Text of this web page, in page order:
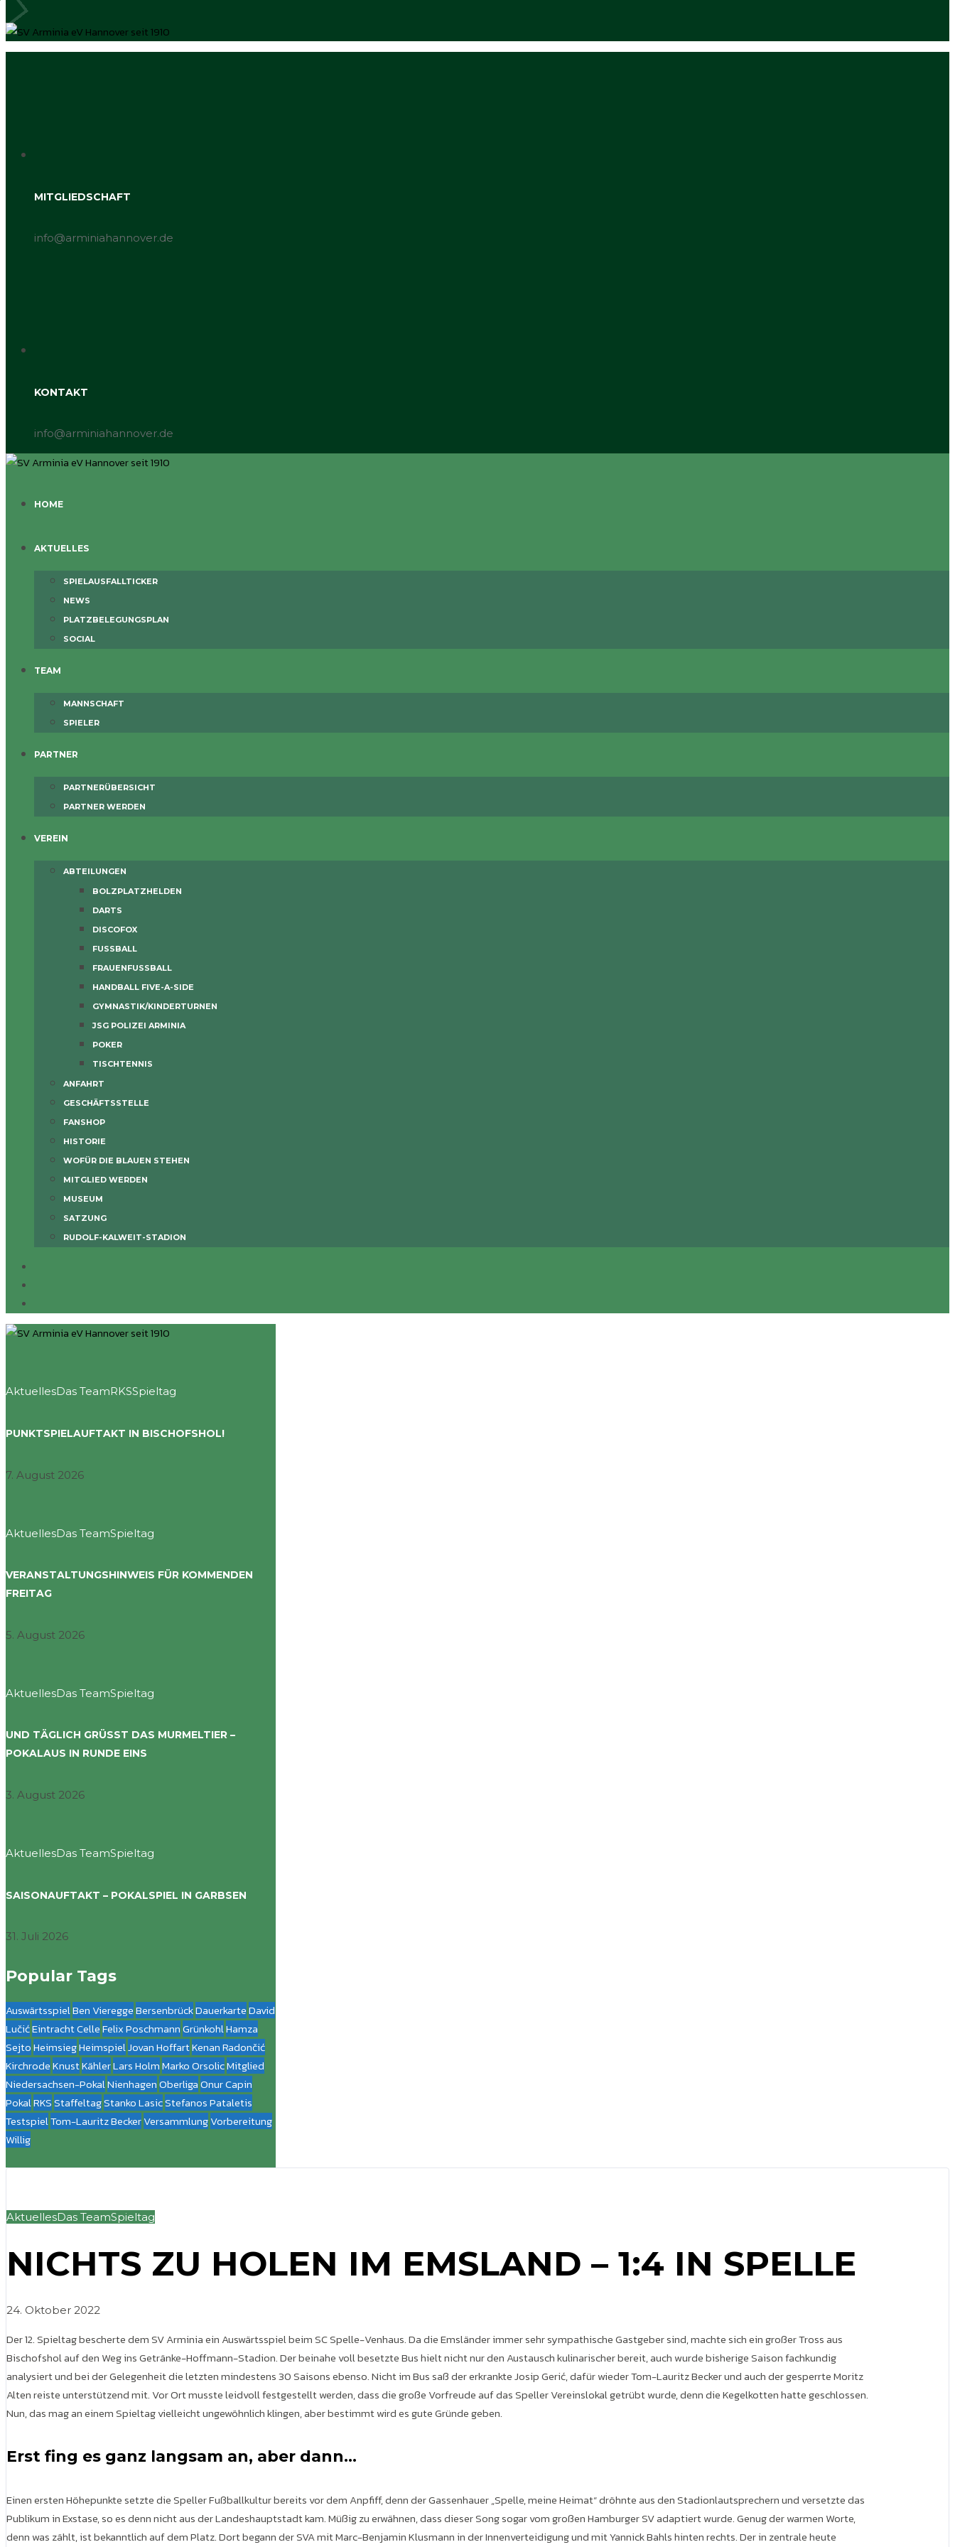
MITGLIEDSCHAFT
info@arminiahannover.de
KONTAKT
info@arminiahannover.de
HOME
AKTUELLES
SPIELAUSFALLTICKER
NEWS
PLATZBELEGUNGSPLAN
SOCIAL
TEAM
MANNSCHAFT
SPIELER
PARTNER
PARTNERÜBERSICHT
PARTNER WERDEN
VEREIN
ABTEILUNGEN
BOLZPLATZHELDEN
DARTS
DISCOFOX
FUSSBALL
FRAUENFUSSBALL
HANDBALL FIVE-A-SIDE
GYMNASTIK/KINDERTURNEN
JSG POLIZEI ARMINIA
POKER
TISCHTENNIS
ANFAHRT
GESCHÄFTSSTELLE
FANSHOP
HISTORIE
WOFÜR DIE BLAUEN STEHEN
MITGLIED WERDEN
MUSEUM
SATZUNG
RUDOLF-KALWEIT-STADION
AktuellesDas TeamRKSSpieltag
PUNKTSPIELAUFTAKT IN BISCHOFSHOL!
7. August 2026
AktuellesDas TeamSpieltag
VERANSTALTUNGSHINWEIS FÜR KOMMENDEN
FREITAG
5. August 2026
AktuellesDas TeamSpieltag
UND TÄGLICH GRÜSST DAS MURMELTIER – P
OKALAUS IN RUNDE EINS
3. August 2026
AktuellesDas TeamSpieltag
SAISONAUFTAKT – POKALSPIEL IN GARBSEN
31. Juli 2026
Popular Tags
AuswärtsspielBen ViereggeBersenbrückDauerkarteDavid
LučićEintracht CelleFelix PoschmannGrünkohlHamza
SejtoHeimsiegHeimspielJovan HoffartKenan Radončić
KirchrodeKnustKählerLars HolmMarko OrsolicMitglied
Niedersachsen-PokalNienhagenOberligaOnur Capin
PokalRKSStaffeltagStanko LasicStefanos Pataletis
TestspielTom-Lauritz BeckerVersammlungVorbereitung
Willig
AktuellesDas TeamSpieltag
NICHTS ZU HOLEN IM EMSLAND – 1:4 IN SPELLE
24. Oktober 2022
Der 12. Spieltag bescherte dem SV Arminia ein Auswärtsspiel beim SC Spelle-Venhaus. Da die Emsländer immer sehr sympathische Gastgeber sind, machte sich ein großer Tross aus
Bischofshol auf den Weg ins Getränke-Hoffmann-Stadion. Der beinahe voll besetzte Bus hielt nicht nur den Austausch kulinarischer bereit, auch wurde bisherige Saison fachkundig
analysiert und bei der Gelegenheit die letzten mindestens 30 Saisons ebenso. Nicht im Bus saß der erkrankte Josip Gerić, dafür wieder Tom-Lauritz Becker und auch der gesperrte Moritz
Alten reiste unterstützend mit. Vor Ort musste leidvoll festgestellt werden, dass die große Vorfreude auf das Speller Vereinslokal getrübt wurde, denn die Kegelkotten hatte geschlossen.
Nun, das mag an einem Spieltag vielleicht ungewöhnlich klingen, aber bestimmt wird es gute Gründe geben.
Erst fing es ganz langsam an, aber dann…
Einen ersten Höhepunkte setzte die Speller Fußballkultur bereits vor dem Anpfiff, denn der Gassenhauer „Spelle, meine Heimat“ dröhnte aus den Stadionlautsprechern und versetzte das
Publikum in Exstase, so es denn nicht aus der Landeshauptstadt kam. Müßig zu erwähnen, dass dieser Song sogar vom großen Hamburger SV adaptiert wurde. Genug der warmen Worte,
denn was zählt, ist bekanntlich auf dem Platz. Dort begann der SVA mit Marc-Benjamin Klusmann in der Innenverteidigung und mit Yannick Bahls hinten rechts. Der in zentrale heute